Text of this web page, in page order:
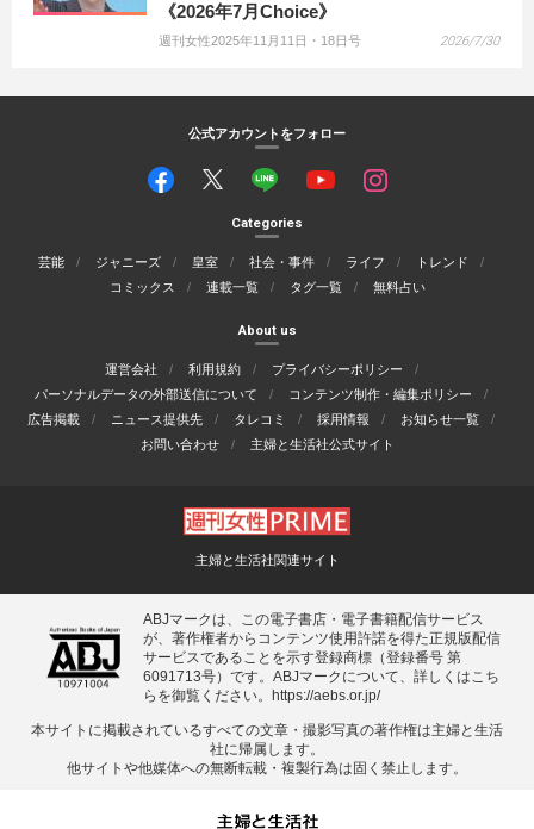
《2026年7月Choice》
週刊女性2025年11月11日・18日号 2026/7/30
公式アカウントをフォロー
Categories
芸能 ジャニーズ 皇室 社会・事件 ライフ
トレンド
コミックス
連載一覧 タグ一覧 無料占い
About us
運営会社 利用規約
プライバシーポリシー
パーソナルデータの外部送信について
コンテンツ制作・編集ポリシー
広告掲載
ニュース提供先 タレコミ 採用情報
お知らせ一覧
お問い合わせ
主婦と生活社公式サイト
主婦と生活社関連サイト
ABJマークは、この電子書店・電子書籍配信サービス
が、著作権者からコンテンツ使用許諾を得た正規版配信
サービスであることを示す登録商標（登録番号 第
6091713号）です。ABJマークについて、詳しくはこち
らを御覧ください。
https://aebs.or.jp/
本サイトに掲載されているすべての⽂章・撮影写真の著作権は主婦と⽣活
社に帰属します。
他サイトや他媒体への無断転載・複製⾏為は固く禁⽌します。